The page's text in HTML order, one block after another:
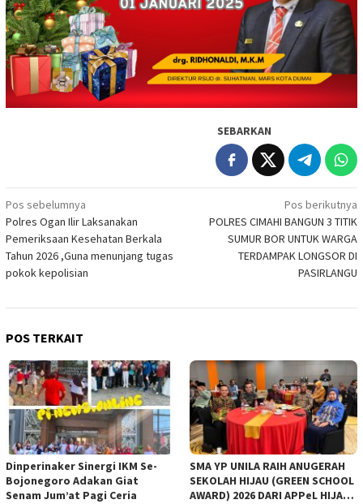
SEBARKAN
Navigasi
pos
Pos sebelumnya
‎Polres Ogan Ilir Laksanakan
Pemeriksaan Kesehatan Berkala
Tahun 2026 ,Guna menunjang tugas
pokok kepolisian
Pos berikutnya
POLRES CIMAHI BANGUN 3 TITIK
SUMUR BOR UNTUK WARGA
TERDAMPAK LONGSOR DI
PASIRLANGU
POS TERKAIT
Dinperinaker Sinergi IKM Se-
Bojonegoro Adakan Giat
Senam Jum’at Pagi Ceria
SMA YP UNILA RAIH ANUGERAH
SEKOLAH HIJAU (GREEN SCHOOL
AWARD) 2026 DARI APPeL HIJAU